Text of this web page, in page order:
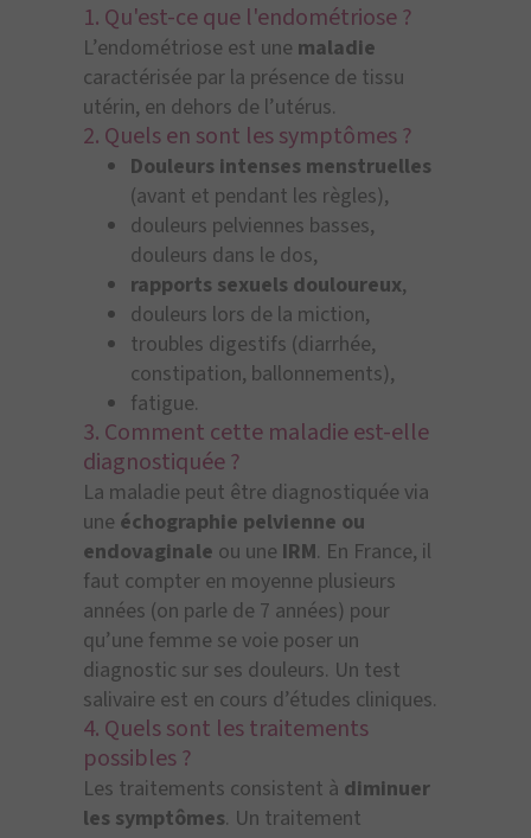
1. Qu'est-ce que l'endométriose ?
L’endométriose est une maladie
caractérisée par la présence de tissu
utérin, en dehors de l’utérus.
2. Quels en sont les symptômes ?
Douleurs intenses menstruelles
(avant et pendant les règles),
douleurs pelviennes basses,
douleurs dans le dos,
rapports sexuels douloureux,
douleurs lors de la miction,
troubles digestifs (diarrhée,
constipation, ballonnements),
fatigue.
3. Comment cette maladie est-elle
diagnostiquée ?
La maladie peut être diagnostiquée via
une échographie pelvienne ou
endovaginale ou une IRM. En France, il
faut compter en moyenne plusieurs
années (on parle de 7 années) pour
qu’une femme se voie poser un
diagnostic sur ses douleurs. Un test
salivaire est en cours d’études cliniques.
4. Quels sont les traitements
possibles ?
Les traitements consistent à diminuer
les symptômes. Un traitement